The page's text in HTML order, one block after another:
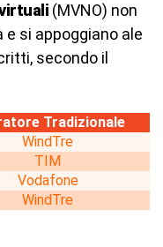
(MVNO) non
e si appoggiano ale
secondo il
Tradizionale
WindTre
TIM
Vodafone
WindTre